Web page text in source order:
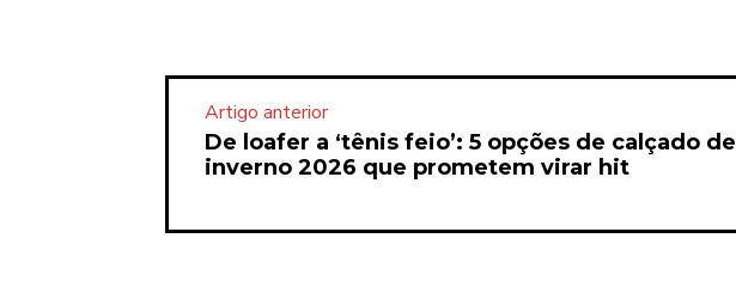
Artigo anterior
De loafer a ‘tênis feio’: 5 opções de calçado de
inverno 2026 que prometem virar hit